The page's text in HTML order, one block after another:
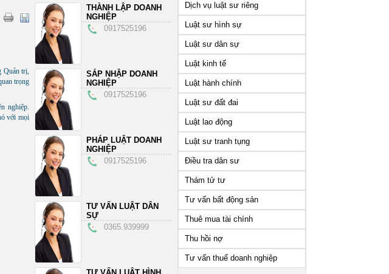
Quản trị,
trọng
nghiệp.
với mọi
THÀNH LẬP DOANH
NGHIỆP
0917525196
SÁP NHẬP DOANH
NGHIỆP
0917525196
PHÁP LUẬT DOANH
NGHIỆP
0917525196
TƯ VẤN LUẬT DÂN
SỰ
0365.939999
Dịch vụ luật sư riêng
Luật sư hình sự
Luật sư dân sự
Luật kinh tế
Luật hành chính
Luật sư đất đai
Luật lao động
Luật sư tranh tụng
Điều tra dân sư
Thám tử tư
Tư vấn bất động sản
Thuê mua tài chính
Thu hồi nợ
Tư vấn thuế doanh nghiệp